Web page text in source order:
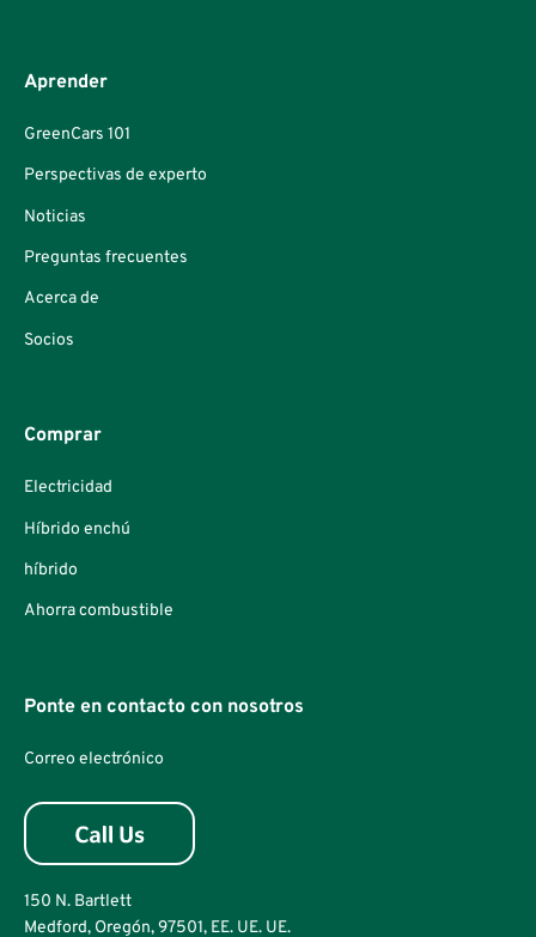
Aprender
GreenCars 101
Perspectivas de experto
Noticias
Preguntas frecuentes
Acerca de
Socios
Comprar
Electricidad
Híbrido enchú
híbrido
Ahorra combustible
Ponte en contacto con nosotros
Correo electrónico
150 N. Bartlett
Medford, Oregón, 97501, EE. UE. UE.